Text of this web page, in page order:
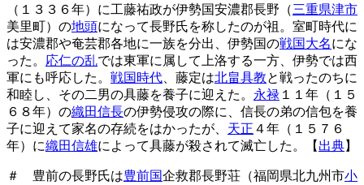
（１３３６年）に工藤祐政が伊勢国安濃郡長野（三重県津市
美里町）の地頭になって長野氏を称したのが祖。室町時代に
は安濃郡や奄芸郡各地に一族を分出、伊勢国の戦国大名にな
った。 応仁の乱では東軍に属して上洛する一方、伊勢では西
軍にも呼応した。 戦国時代 、藤定は北畠具教と戦ったのちに
和睦し、その二男の具藤を養子に迎えた。 永禄 １１年（１５
６８年）の織田信長の伊勢侵攻の際に、信長の弟の信包を養
子に迎えて家名の存続をはかったが、 天正 ４年（１５７６
年）に織田信雄によって具藤が殺されて滅亡した。【 出典】
＃ 豊前の長野氏は豊前国企救郡長野荘（福岡県北九州市小